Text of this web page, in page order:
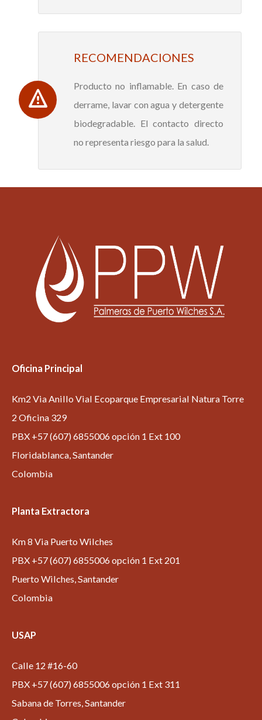
RECOMENDACIONES
Producto no inflamable. En caso de
derrame, lavar con agua y detergente
biodegradable. El contacto directo
no representa riesgo para la salud.
Oficina Principal
Km2 Via Anillo Vial Ecoparque Empresarial Natura Torre
2 Oficina 329
PBX +57 (607) 6855006 opción 1 Ext 100
Floridablanca, Santander
Colombia
Planta Extractora
Km 8 Via Puerto Wilches
PBX +57 (607) 6855006 opción 1 Ext 201
Puerto Wilches, Santander
Colombia
USAP
Calle 12 #16-60
PBX +57 (607) 6855006 opción 1 Ext 311
Sabana de Torres, Santander